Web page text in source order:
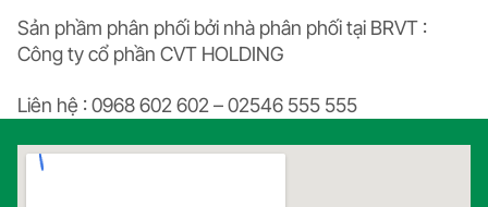
Sản phầm phân phối bởi nhà phân phối tại BRVT :
Công ty cổ phần CVT HOLDING
Liên hệ : 0968 602 602 – 02546 555 555